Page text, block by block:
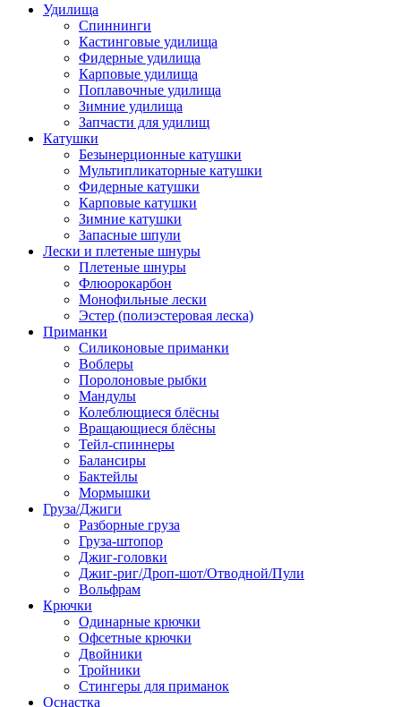
Удилища
Спиннинги
Кастинговые удилища
Фидерные удилища
Карповые удилища
Поплавочные удилища
Зимние удилища
Запчасти для удилищ
Катушки
Безынерционные катушки
Мультипликаторные катушки
Фидерные катушки
Карповые катушки
Зимние катушки
Запасные шпули
Лески и плетеные шнуры
Плетеные шнуры
Флюорокарбон
Монофильные лески
Эстер (полиэстеровая леска)
Приманки
Силиконовые приманки
Воблеры
Поролоновые рыбки
Мандулы
Колеблющиеся блёсны
Вращающиеся блёсны
Тейл-спиннеры
Балансиры
Бактейлы
Мормышки
Груза/Джиги
Разборные груза
Груза-штопор
Джиг-головки
Джиг-риг/Дроп-шот/Отводной/Пули
Вольфрам
Крючки
Одинарные крючки
Офсетные крючки
Двойники
Тройники
Стингеры для приманок
Оснастка